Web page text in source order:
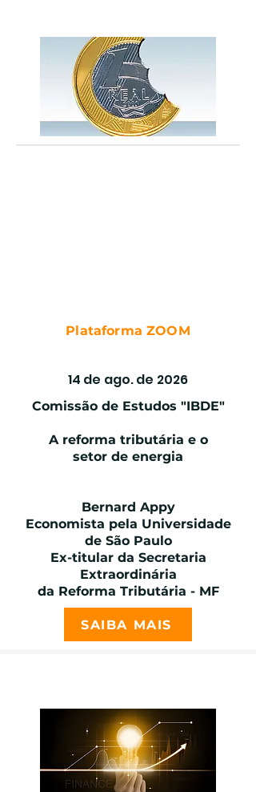
Plataforma ZOOM
14 de ago. de 2026
Comissão de Estudos "IBDE"
A reforma tributária e o
setor de energia
Bernard Appy
Economista pela Universidade
de São Paulo
Ex-titular da Secretaria
Extraordinária
da Reforma Tributária - MF
SAIBA MAIS